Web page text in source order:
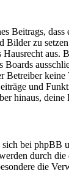
Beitrags,
Bilder zu
aus.
Boards
Betreiber
und
hinaus,
bei phpBB
durch
die